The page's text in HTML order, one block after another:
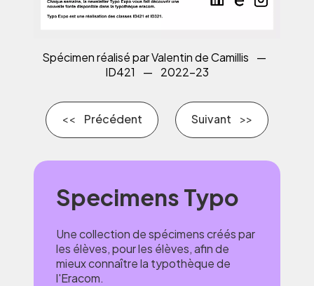
Spécimen réalisé par Valentin de Camillis
—
ID421
— 2022-23
Précédent Suivant
Specimens Typo
Une collection de spécimens créés par
les élèves, pour les élèves, afin de
mieux connaître la typothèque de
l'Eracom.